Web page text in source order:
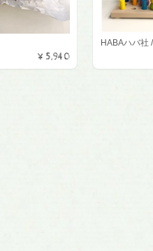
¥5,940
HABAハバ社